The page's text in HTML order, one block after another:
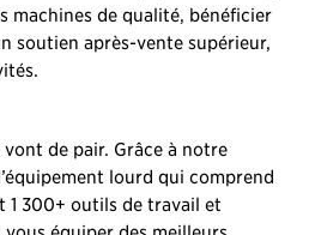
machines de qualité, bénéficier
soutien après-vente supérieur,
de pair. Grâce à notre
lourd qui comprend
1 300+ outils de travail et